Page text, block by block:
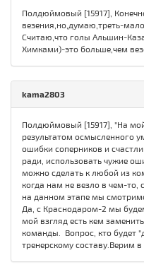
Полдюймовый [15917],
везения,но,думаю,треть-
Считаю,что голы Альшин-
Химками)-это больше,чем
kama2803
Полдюймовый [15917], "На
результатом осмысленного
ошибки соперников и
ради, использовать чужие
можно сделать к любой из
когда нам не везло в чем-то,
на данном этапе мы
Да, с Краснодаром-2 мы
мой взгляд есть кем
команды. Вопрос, кто будет
тренерскому составу.Верим в